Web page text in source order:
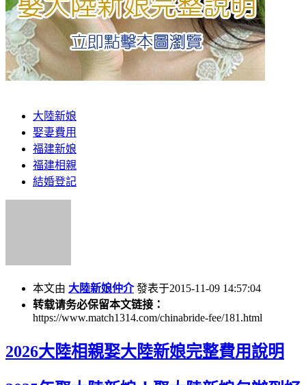
大陸新娘
娶妻費用
福建新娘
福建相親
結婚登記
本文由 大陸新娘仲介 發表于2015-11-09 14:57:04
转载请务必保留本文链接：
https://www.match1314.com/chinabride-fee/181.html
2026大陸相親娶大陸新娘完整費用說明